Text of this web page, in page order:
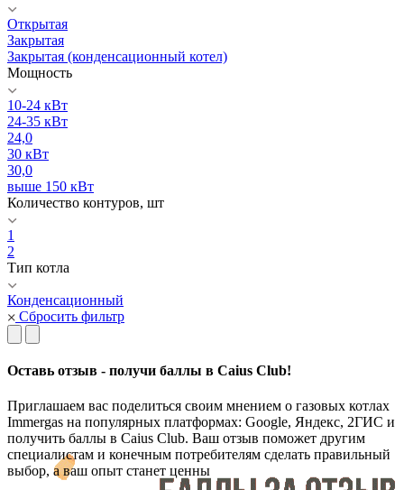
Открытая
Закрытая
Закрытая (конденсационный котел)
Мощность
10-24 кВт
24-35 кВт
24,0
30 кВт
30,0
выше 150 кВт
Количество контуров, шт
1
2
Тип котла
Конденсационный
Сбросить фильтр
Оставь отзыв - получи баллы в Caius Club!
Приглашаем вас поделиться своим мнением о газовых котлах
Immergas на популярных платформах: Google, Яндекс, 2ГИС и
получить баллы в Caius Club. Ваш отзыв поможет другим
специалистам и конечным потребителям сделать правильный
выбор, а ваш опыт станет ценны